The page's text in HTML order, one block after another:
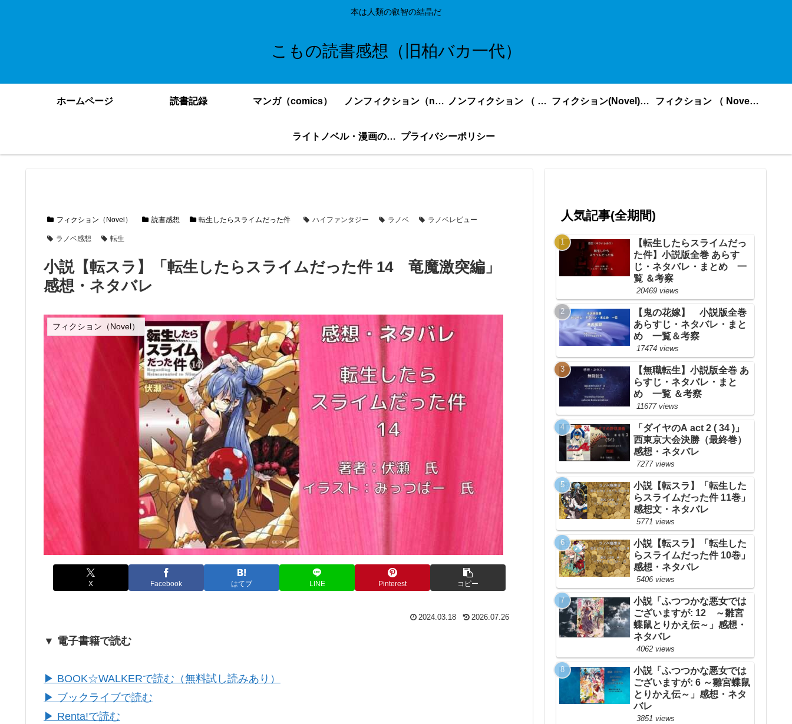
本は人類の叡智の結晶だ
こもの読書感想（旧柏バカ一代）
ホームページ 読書記録 マンガ（comics） ノンフィクション（nonfiction）更新順 ノンフィクション （ nonfiction ） あいうえお順 フィクション(Novel)更新順 フィクション （ Novel ） あいうえお順
ライトノベル・漫画の感想・ネタバレまとめ｜こもの読書感想 プライバシーポリシー
フィクション（Novel） 読書感想 転生したらスライムだった件 ハイファンタジー ラノベ ラノベレビュー
ラノベ感想 転生
小説【転スラ】「転生したらスライムだった件 14 竜魔激突編」
感想・ネタバレ
フィクション（Novel）
X Facebook はてブ LINE Pinterest コピー
2024.03.18 2026.07.26
▼ 電子書籍で読む
▶ BOOK☆WALKERで読む（無料試し読みあり）
▶ ブックライブで読む
▶ Renta!で読む
人気記事(全期間)
【転生したらスライムだっ
た件】小説版全巻 あらす
じ・ネタバレ・まとめ 一
覧 ＆考察
20469 views
【鬼の花嫁】 小説版全巻
あらすじ・ネタバレ・まと
め 一覧＆考察
17474 views
【無職転生】小説版全巻 あ
らすじ・ネタバレ・まと
め 一覧 ＆考察
11677 views
「ダイヤのA act 2 ( 34 )」
西東京大会決勝（最終巻）
感想・ネタバレ
7277 views
小説【転スラ】「転生した
らスライムだった件 11巻」
感想文・ネタバレ
5771 views
小説【転スラ】「転生した
らスライムだった件 10巻」
感想・ネタバレ
5406 views
小説「ふつつかな悪女では
ございますが: 12 ～雛宮
蝶鼠とりかえ伝～」感想・
ネタバレ
4062 views
小説「ふつつかな悪女では
ございますが: 6 ～雛宮蝶鼠
とりかえ伝～」感想・ネタ
バレ
3851 views